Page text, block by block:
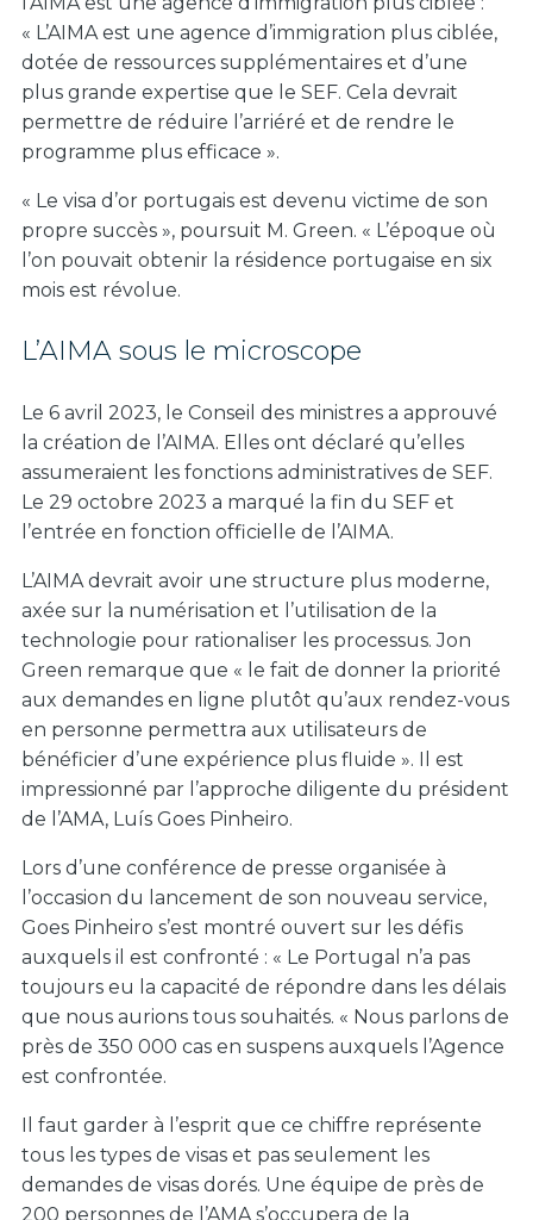
« L’AIMA est une agence d’immigration plus ciblée,
dotée de ressources supplémentaires et d’une
plus grande expertise que le SEF. Cela devrait
permettre de réduire l’arriéré et de rendre le
programme plus efficace ».
« Le visa d’or portugais est devenu victime de son
propre succès », poursuit M. Green. « L’époque où
l’on pouvait obtenir la résidence portugaise en six
mois est révolue.
L’AIMA sous le microscope
Le 6 avril 2023, le Conseil des ministres a approuvé
la création de l’AIMA. Elles ont déclaré qu’elles
assumeraient les fonctions administratives de SEF.
Le 29 octobre 2023 a marqué la fin du SEF et
l’entrée en fonction officielle de l’AIMA.
L’AIMA devrait avoir une structure plus moderne,
axée sur la numérisation et l’utilisation de la
technologie pour rationaliser les processus. Jon
Green remarque que « le fait de donner la priorité
aux demandes en ligne plutôt qu’aux rendez-vous
en personne permettra aux utilisateurs de
bénéficier d’une expérience plus fluide ». Il est
impressionné par l’approche diligente du président
de l’AMA, Luís Goes Pinheiro.
Lors d’une conférence de presse organisée à
l’occasion du lancement de son nouveau service,
Goes Pinheiro s’est montré ouvert sur les défis
auxquels il est confronté : « Le Portugal n’a pas
toujours eu la capacité de répondre dans les délais
que nous aurions tous souhaités. « Nous parlons de
près de 350 000 cas en suspens auxquels l’Agence
est confrontée.
Il faut garder à l’esprit que ce chiffre représente
tous les types de visas et pas seulement les
demandes de visas dorés. Une équipe de près de
200 personnes de l’AMA s’occupera de la